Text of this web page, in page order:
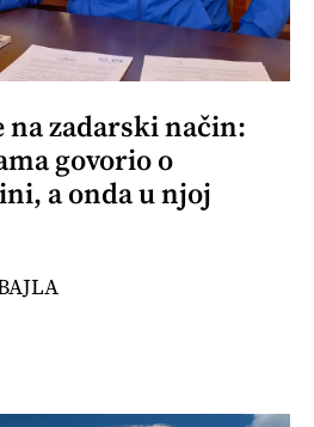
na zadarski način:
govorio o
a onda u njoj